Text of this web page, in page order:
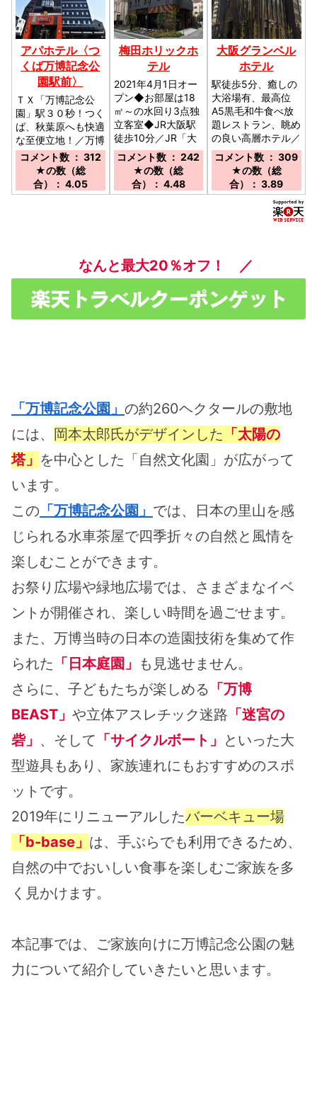
アパホテル〈つ
くば万博記念公
園駅前〉
ＴＸ「万博記念公
園」駅３０秒！つく
ば、秋葉原へも快適
な至便立地！／万博
記念公園駅より徒歩
にて約３０秒
コメント数 ： 312
★の数（総
合）： 4.05
梅田ホリックホ
テル
2021年4月1日オー
プン◆お部屋は18
㎡～の水回り3点独
立客室◆JR大阪駅
徒歩10分／JR「大
阪駅」徒歩10分。
大阪メトロ御堂筋線
「梅田駅」徒歩9
分。大阪メトロ谷町
コメント数 ： 242
★の数（総
合）： 4.48
大阪グランベル
ホテル
駅徒歩5分、癒しの
大浴場有、最高位
A5黒毛和牛食べ放
題レストラン、眺め
の良い高層ホテル／
大阪メトロ御堂筋
線・中央線・四つ橋
線「本町駅」12番
出口より徒歩5分。
堺筋線「堺筋本町
駅」10番出口より
コメント数 ： 309
★の数（総
合）： 3.89
なんと最大20％オフ！ ／
「万博記念公園」 の約260ヘクタールの敷地
には、 岡本太郎氏がデザインした 「太陽の
塔」 を中心とした「自然文化園」が広がって
います。
この 「万博記念公園」 では、日本の里山を感
じられる水車茶屋で四季折々の自然と風情を
楽しむことができます。
お祭り広場や緑地広場では、さまざまなイベ
ントが開催され、楽しい時間を過ごせます。
また、万博当時の日本の造園技術を集めて作
られた 「日本庭園」 も見逃せません。
さらに、子どもたちが楽しめる 「万博
BEAST」 や立体アスレチック迷路 「迷宮の
砦」 、そして 「サイクルボート」 といった大
型遊具もあり、家族連れにもおすすめのスポ
ットです。
2019年にリニューアルしたバーベキュー場
「b-base」 は、手ぶらでも利用できるため、
自然の中でおいしい食事を楽しむご家族を多
く見かけます。
本記事では、ご家族向けに万博記念公園の魅
力について紹介していきたいと思います。